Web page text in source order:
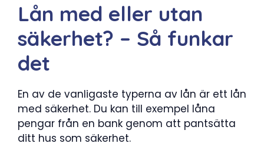
Lån med eller utan
säkerhet? – Så funkar
det
En av de vanligaste typerna av lån är ett lån
med säkerhet. Du kan till exempel låna
pengar från en bank genom att pantsätta
ditt hus som säkerhet.